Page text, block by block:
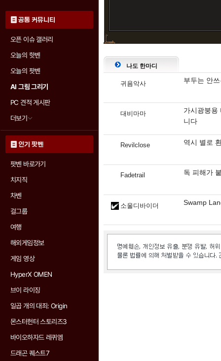
공통 커뮤니티
오픈 이슈 갤러리
오늘의 핫벤
오늘의 팟벤
AI 그림 그리기
PC 견적 게시판
더보기
인기 팟벤
팟벤 바로가기
치지직
차벤
걸그룹
여행
해외게임정보
게임 영상
HyperX OMEN
브이 라이징
일곱 개의 대죄: Origin
몬스터헌터 스토리즈3
바이오하자드 레퀴엠
드래곤 퀘스트7
나도 한마디
귀욤악사 부두는 안
대비마마
가시광붕용
니다
Revilclose 역시 별로
Fadetrail 독 피해가
소울디바이더 Swamp